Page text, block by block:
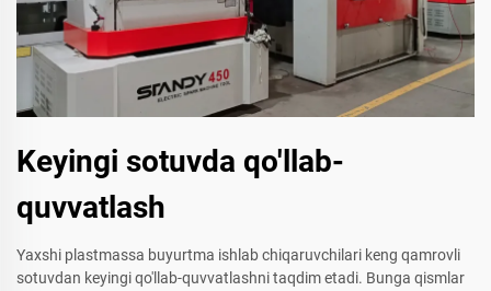
Keyingi sotuvda qo'llab-
quvvatlash
Yaxshi plastmassa buyurtma ishlab chiqaruvchilari keng qamrovli
sotuvdan keyingi qo'llab-quvvatlashni taqdim etadi. Bunga qismlar